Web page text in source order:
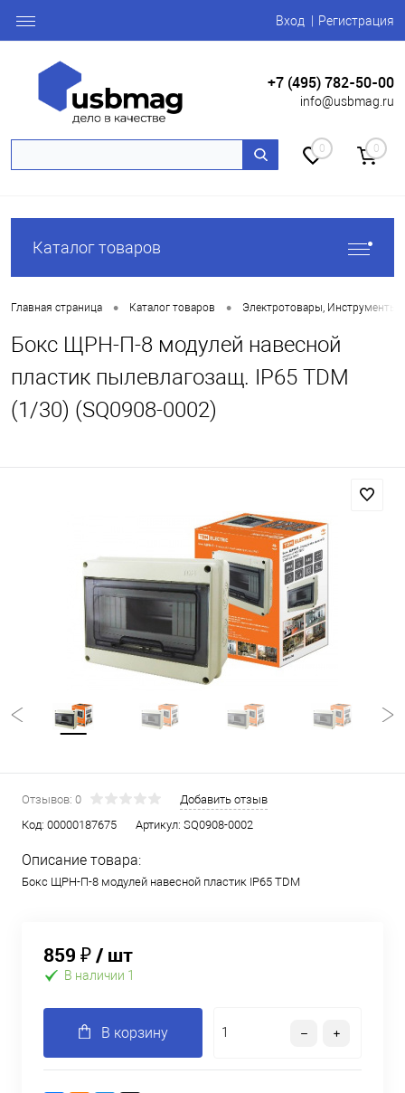
Вход Регистрация
+7 (495) 782-50-00
info@usbmag.ru
0 0
Каталог товаров
Главная страница • Каталог товаров • Электротовары, Инструменты
Бокс ЩРН-П-8 модулей навесной
пластик пылевлагозащ. IP65 TDM
(1/30) (SQ0908-0002)
Отзывов: 0
Добавить отзыв
Код: 00000187675 Артикул: SQ0908-0002
Описание товара:
Бокс ЩРН-П-8 модулей навесной пластик IP65 TDM
859 ₽/ шт
В наличии 1
В корзину